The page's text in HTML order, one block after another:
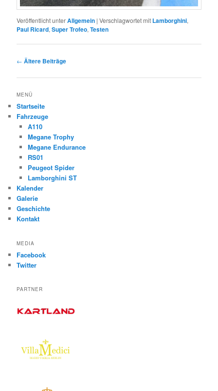
Veröffentlicht unterAllgemein |Verschlagwortet mit Lamborghini,
Paul Ricard,Super Trofeo,Testen
Beitragsnavigation
← Ältere Beiträge
MENÜ
Startseite
Fahrzeuge
A110
Megane Trophy
Megane Endurance
RS01
Peugeot Spider
Lamborghini ST
Kalender
Galerie
Geschichte
Kontakt
MEDIA
Facebook
Twitter
PARTNER